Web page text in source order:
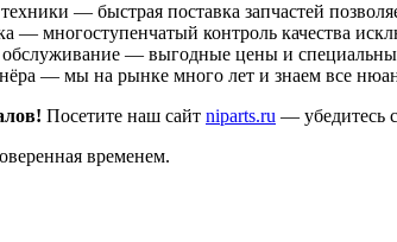
— быстрая поставка запчастей
— многоступенчатый контроль качества
обслуживание — выгодные цены и
— мы на рынке много лет и знаем все
Посетите наш сайт niparts.ru — убедитесь
временем.